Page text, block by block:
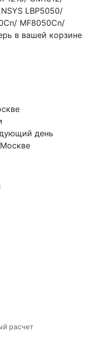
LBP5050/
MF8050Cn/
в вашей корзине
день
расчет